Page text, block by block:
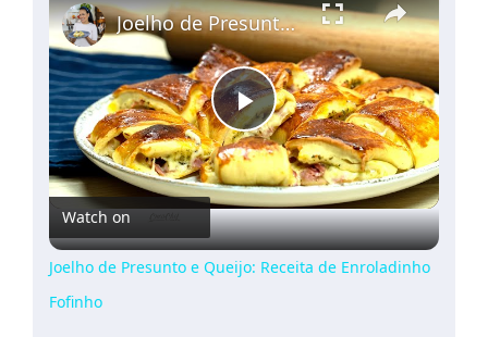
Play
Video
Joelho de Presunto e Queijo: Receita de Enroladinho Fofinho
Watch on
Joelho de Presunto e Queijo: Receita de Enroladinho
Fofinho